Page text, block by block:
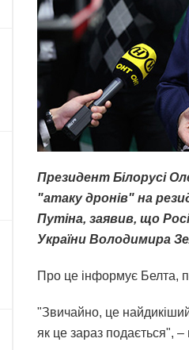
Президент Білорусі
"атаку дронів" на
Путіна, заявив, що
України Володимира
Про це інформує Белта,
"Звичайно, це
як це зараз подається",